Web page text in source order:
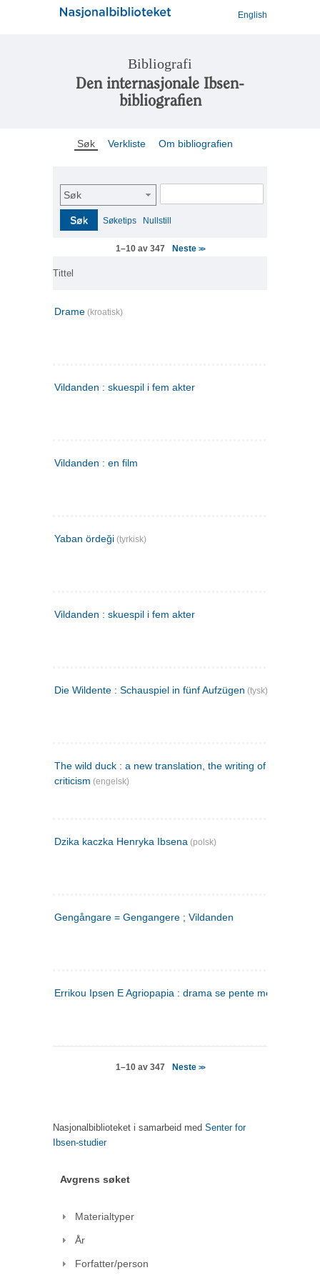
English
Bibliografi
Den internasjonale Ibsen-
bibliografien
Søk Verkliste Om bibliografien
Søk
Søk Søketips Nullstill
1–10 av 347 Neste >>
Tittel
Drame (kroatisk)
Vildanden : skuespil i fem akter
Vildanden : en film
Yaban ördeği (tyrkisk)
Vildanden : skuespil i fem akter
Die Wildente : Schauspiel in fünf Aufzügen (tysk)
The wild duck : a new translation, the writing of the play,
criticism (engelsk)
Dzika kaczka Henryka Ibsena (polsk)
Gengångare = Gengangere ; Vildanden
Errikou Ipsen E Agriopapia : drama se pente mere
1–10 av 347 Neste >>
Nasjonalbiblioteket i samarbeid med Senter for
Ibsen-studier
Avgrens søket
Materialtyper
År
Forfatter/person